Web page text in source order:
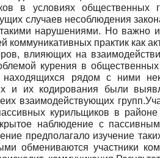
в условиях общественных
случаев несоблюдения
нарушениями. Но важно
коммуникативных практик как
влияющих на
курения в
рядом с ними
и их кодирования были
взаимодействующих
курильщиков в
наблюдение с
предполагало изучение
обмениваются участники